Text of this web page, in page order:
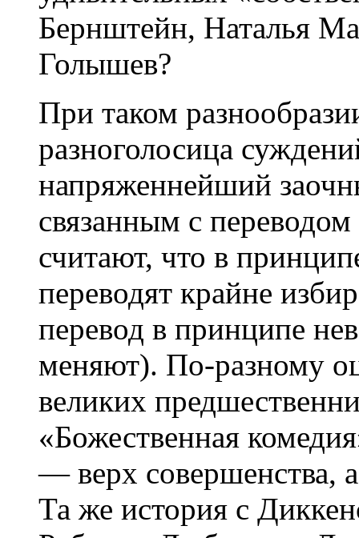
Бернштейн, Наталья
Голышев?
При таком
разноголосица
напряженнейший
связанным с
считают, что в
переводят крайне
перевод в принципе
меняют). По-разному
великих
«Божественная
— верх совершенства,
Та же история с